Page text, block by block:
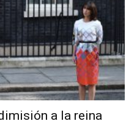
a la reina